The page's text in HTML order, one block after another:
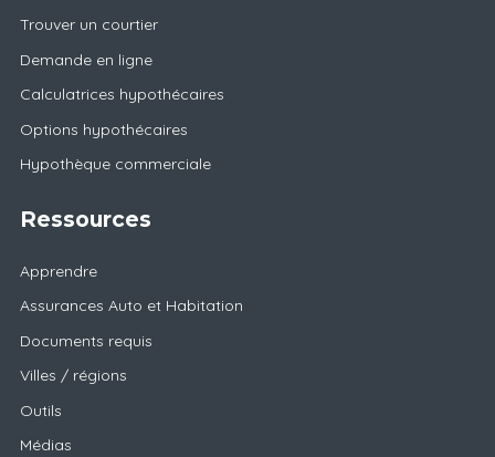
Trouver un courtier
Demande en ligne
Calculatrices hypothécaires
Options hypothécaires
Hypothèque commerciale
Ressources
Apprendre
Assurances Auto et Habitation
Documents requis
Villes / régions
Outils
Médias